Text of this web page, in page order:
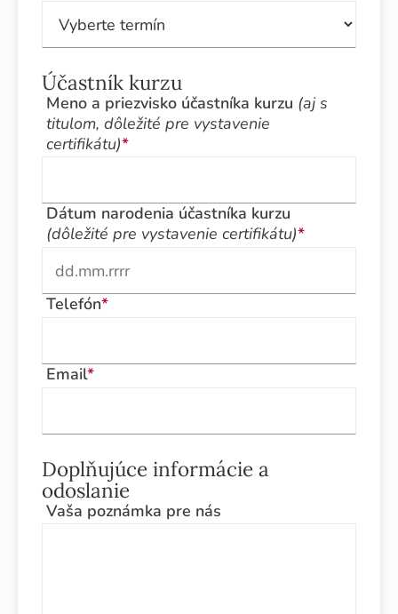
Účastník kurzu
Meno a priezvisko účastníka kurzu (aj s
titulom, dôležité pre vystavenie
certifikátu)*
Dátum narodenia účastníka kurzu
(dôležité pre vystavenie certifikátu)*
Telefón*
Email*
Doplňujúce informácie a
odoslanie
Vaša poznámka pre nás